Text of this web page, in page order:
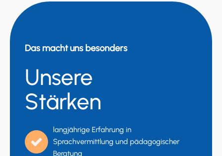
Das macht uns besonders
Unsere
Stärken
langjährige Erfahrung in
Sprachvermittlung und pädagogischer
Beratung